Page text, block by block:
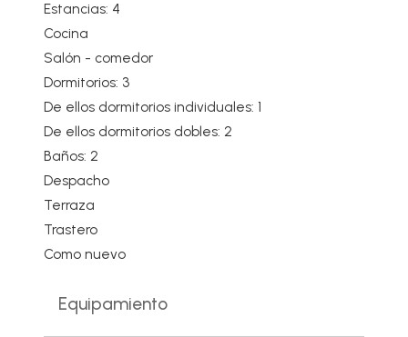
Estancias: 4
Cocina
Salón - comedor
Dormitorios: 3
De ellos dormitorios individuales: 1
De ellos dormitorios dobles: 2
Baños: 2
Despacho
Terraza
Trastero
Como nuevo
Equipamiento